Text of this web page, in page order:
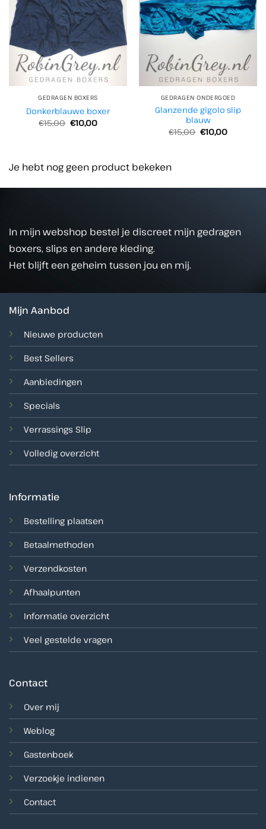
GEDRAGEN BOXERS
Donkerblauwe boxer
€15,00 Oorspronkelijke
prijs
€10,00Huidige
GEDRAGEN ONDERGOED
Glanzende gigolo slip
blauw
€15,00 Oorspronkelijke
prijs
€10,00Huidige
Je hebt nog geen product bekeken
In mijn webshop bestel je discreet mijn gedragen
boxers, slips en andere kleding.
Het blijft een geheim tussen jou en mij.
Mijn Aanbod
Nieuwe producten
Best Sellers
Aanbiedingen
Specials
Verrassings Slip
Volledig overzicht
Informatie
Bestelling plaatsen
Betaalmethoden
Verzendkosten
Afhaalpunten
Informatie overzicht
Veel gestelde vragen
Contact
Over mij
Weblog
Gastenboek
Verzoekje indienen
Contact